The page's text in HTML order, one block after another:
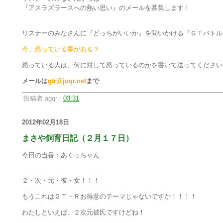
『アスラズラースへの熱い思い』のメールを募集します！
リスナーのみなさんに『どっちがいいか』を問いかける『ＧＴバト
今、怒っている事がある？
怒っている人は、何に対して怒っているのかを書いて送ってくださ
メールはgtr@joqr.netまで
投稿者 agqr : 03:31
2012年02月18日
まさや飼育日記（２月１７日）
今日の当番：あくっちゃん
２・次・元・彼・女！！！
もうこれはＧＴ－Ｒお得意のテーマじゃないですか！！！！
わたしといえば、２次元彼氏ですけどね！